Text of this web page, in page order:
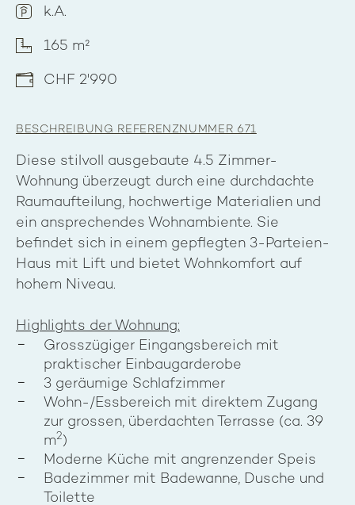
k.A.
165 m²
CHF 2'990
BESCHREIBUNG REFERENZNUMMER 671
Diese stilvoll ausgebaute 4.5 Zimmer-
Wohnung überzeugt durch eine durchdachte
Raumaufteilung, hochwertige Materialien und
ein ansprechendes Wohnambiente. Sie
befindet sich in einem gepflegten 3-Parteien-
Haus mit Lift und bietet Wohnkomfort auf
hohem Niveau.
Highlights der Wohnung:
Grosszügiger Eingangsbereich mit
praktischer Einbaugarderobe
3 geräumige Schlafzimmer
Wohn-/Essbereich mit direktem Zugang
zur grossen, überdachten Terrasse (ca. 39
m2)
Moderne Küche mit angrenzender Speis
Badezimmer mit Badewanne, Dusche und
Toilette